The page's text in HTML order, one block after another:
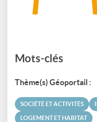
Mots-clés
Thème(s) Géoportail :
SOCIÉTÉ ET ACTIVITÉS
LOGEMENT ET HABITAT